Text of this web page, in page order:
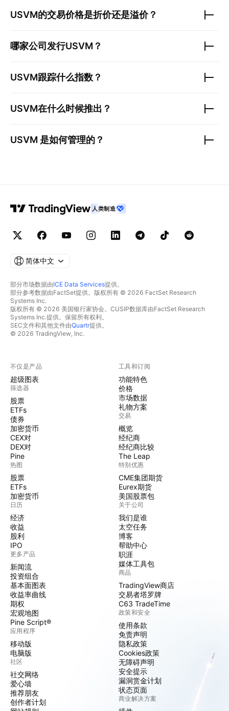
USVM的交易价格是折价还是溢价？
哪家公司发行USVM ？
USVM跟踪什么指数？
USVM在什么时候推出？
USVM 是如何管理的？
人类制造
简体中文
部分市场数据由ICE Data Services提供。
部分参考数据由FactSet提供。版权所有 © 2026 FactSet Research
Systems Inc.
版权所有 © 2026 美国银行家协会。CUSIP数据库由FactSet Research
Systems Inc.提供。保留所有权利。
SEC文件和其他文件由Quartr提供。
© 2026 TradingView, Inc.
不仅是产品
超级图表
筛选器
股票
ETFs
债券
加密货币
CEX对
DEX对
Pine
热图
股票
ETFs
加密货币
日历
经济
收益
股利
IPO
更多产品
新闻流
投资组合
基本面图表
收益率曲线
期权
宏观地图
Pine Script®
应用程序
移动版
电脑版
社区
社交网络
爱心墙
推荐朋友
创作者计划
工具和订阅
功能特色
价格
市场数据
礼物方案
交易
概览
经纪商
经纪商比较
The Leap
特别优惠
CME集团期货
Eurex期货
美国股票包
关于公司
我们是谁
太空任务
博客
帮助中心
职涯
媒体工具包
商品
TradingView商店
交易者塔罗牌
C63 TradeTime
政策和安全
使用条款
免责声明
隐私政策
Cookies政策
无障碍声明
安全提示
漏洞赏金计划
状态页面
商业解决方案